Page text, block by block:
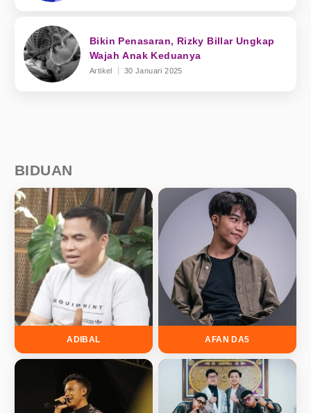
Bikin Penasaran, Rizky Billar Ungkap
Wajah Anak Keduanya
Artikel 30 Januari 2025
BIDUAN
ADIBAL AFAN DA5